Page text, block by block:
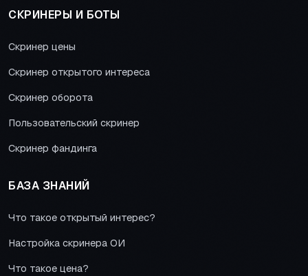
СКРИНЕРЫ И БОТЫ
Скринер цены
Скринер открытого интереса
Скринер оборота
Пользовательский скринер
Скринер фандинга
БАЗА ЗНАНИЙ
Что такое открытый интерес?
Настройка скринера ОИ
Что такое цена?